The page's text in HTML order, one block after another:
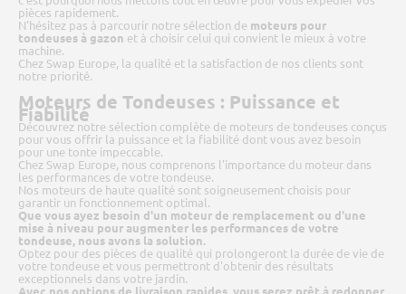
pièces rapidement.
N'hésitez pas à parcourir notre sélection de moteurs pour
tondeuses à gazon et à choisir celui qui convient le mieux à votre
machine.
Chez Swap Europe, la qualité et la satisfaction de nos clients sont
notre priorité.
Moteurs de Tondeuses : Puissance et
Fiabilité
Découvrez notre sélection complète de moteurs de tondeuses conçus
pour vous offrir la puissance et la fiabilité dont vous avez besoin
pour une tonte impeccable.
Chez Swap Europe, nous comprenons l'importance du moteur dans
les performances de votre tondeuse.
Nos moteurs de haute qualité sont soigneusement choisis pour
garantir un fonctionnement optimal.
Que vous ayez besoin d'un moteur de remplacement ou d'une
mise à niveau pour augmenter les performances de votre
tondeuse, nous avons la solution.
Optez pour des pièces de qualité qui prolongeront la durée de vie de
votre tondeuse et vous permettront d'obtenir des résultats
exceptionnels dans votre jardin.